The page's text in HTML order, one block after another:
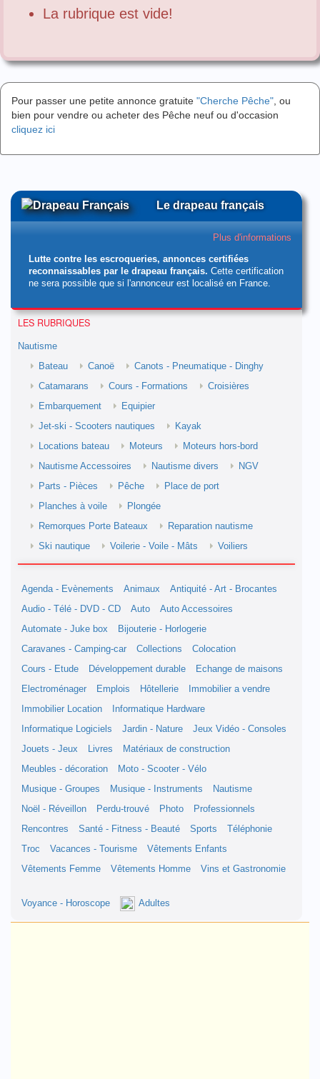
La rubrique est vide!
Pour passer une petite annonce gratuite "Cherche Pêche" , ou
bien pour vendre ou acheter des Pêche neuf ou d'occasion
cliquez ici
Le drapeau français
Plus d'informations
Lutte contre les escroqueries, annonces certifiées
reconnaissables par le drapeau français. Cette certification
ne sera possible que si l'annonceur est localisé en France.
LES RUBRIQUES
Nautisme
Bateau
Canoë
Canots - Pneumatique - Dinghy
Catamarans
Cours - Formations
Croisières
Embarquement
Equipier
Jet-ski - Scooters nautiques
Kayak
Locations bateau
Moteurs
Moteurs hors-bord
Nautisme Accessoires
Nautisme divers
NGV
Parts - Pièces
Pêche
Place de port
Planches à voile
Plongée
Remorques Porte Bateaux
Reparation nautisme
Ski nautique
Voilerie - Voile - Mâts Voiliers
Agenda - Evènements Animaux
Antiquité - Art - Brocantes
Audio - Télé - DVD - CD
Auto
Auto Accessoires
Automate - Juke box
Bijouterie - Horlogerie
Caravanes - Camping-car
Collections
Colocation
Cours - Etude
Développement durable
Echange de maisons
Electroménager
Emplois Hôtellerie
Immobilier a vendre
Immobilier Location
Informatique Hardware
Informatique Logiciels
Jardin - Nature
Jeux Vidéo - Consoles
Jouets - Jeux
Livres
Matériaux de construction
Meubles - décoration
Moto - Scooter - Vélo
Musique - Groupes
Musique - Instruments
Nautisme
Noël - Réveillon
Perdu-trouvé Photo
Professionnels
Rencontres
Santé - Fitness - Beauté Sports
Téléphonie
Troc
Vacances - Tourisme
Vêtements Enfants
Vêtements Femme
Vêtements Homme Vins et Gastronomie
Voyance - Horoscope Adultes